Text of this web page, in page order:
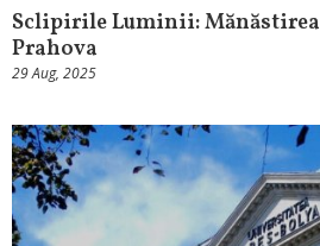
Sclipirile Luminii:
Prahova
29 Aug, 2025